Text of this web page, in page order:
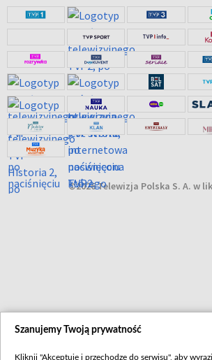
©2026 Telewizja Polska S. A. w
Szanujemy Twoją prywatność
Kliknij "Akceptuję i przechodzę do serwisu", aby